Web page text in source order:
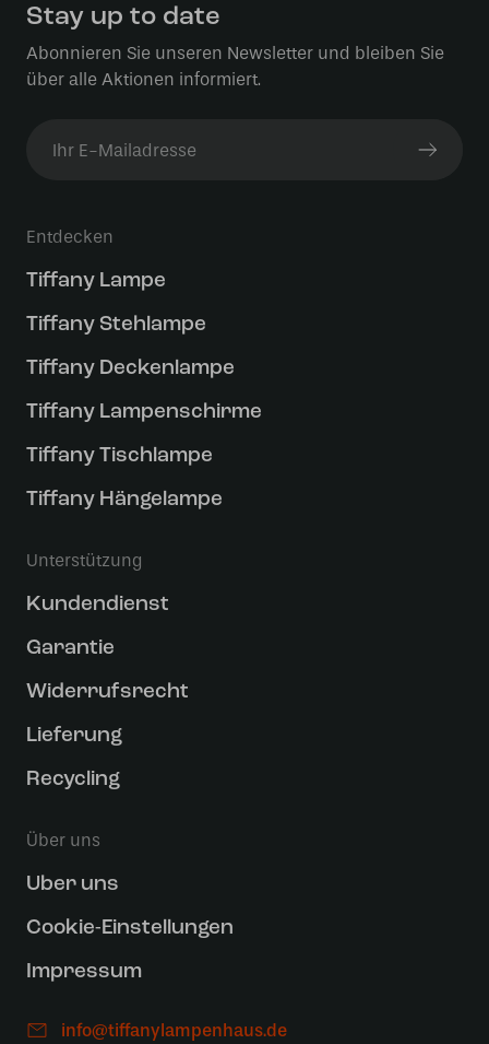
Stay up to date
Abonnieren Sie unseren Newsletter und bleiben Sie
über alle Aktionen informiert.
Entdecken
Tiffany Lampe
Tiffany Stehlampe
Tiffany Deckenlampe
Tiffany Lampenschirme
Tiffany Tischlampe
Tiffany Hängelampe
Unterstützung
Kundendienst
Garantie
Widerrufsrecht
Lieferung
Recycling
Über uns
Uber uns
Cookie-Einstellungen
Impressum
info@tiffanylampenhaus.de